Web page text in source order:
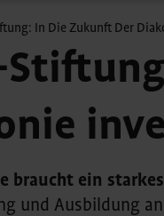
In Die Zukunft Der
braucht ein
und Ausbildung